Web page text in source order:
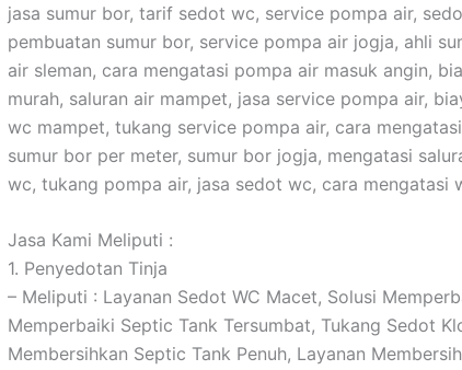
jasa sumur bor, tarif sedot wc, service pompa air,
pembuatan sumur bor, service pompa air jogja, ahli
air sleman, cara mengatasi pompa air masuk angin,
murah, saluran air mampet, jasa service pompa air,
wc mampet, tukang service pompa air, cara
sumur bor per meter, sumur bor jogja, mengatasi
wc, tukang pompa air, jasa sedot wc, cara mengatasi
Jasa Kami Meliputi :
1. Penyedotan Tinja
– Meliputi : Layanan Sedot WC Macet, Solusi
Memperbaiki Septic Tank Tersumbat, Tukang Sedot
Membersihkan Septic Tank Penuh, Layanan